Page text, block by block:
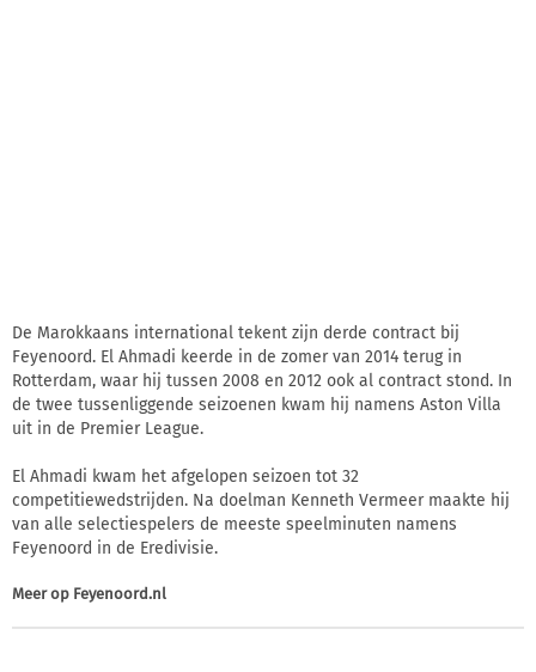
De Marokkaans international tekent zijn derde contract bij
Feyenoord. El Ahmadi keerde in de zomer van 2014 terug in
Rotterdam, waar hij tussen 2008 en 2012 ook al contract stond. In
de twee tussenliggende seizoenen kwam hij namens Aston Villa
uit in de Premier League.
El Ahmadi kwam het afgelopen seizoen tot 32
competitiewedstrijden. Na doelman Kenneth Vermeer maakte hij
van alle selectiespelers de meeste speelminuten namens
Feyenoord in de Eredivisie.
Meer op Feyenoord.nl